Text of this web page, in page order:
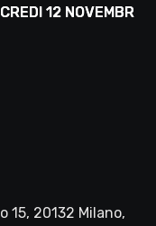
12 NOVEMBRE
15, 20132 Milano,